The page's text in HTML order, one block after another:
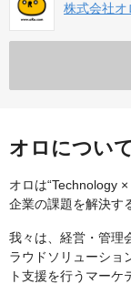
株式会社オ
オロについ
オロは“Technology
企業の課題を解決す
我々は、経営・管理
ラウドソリューショ
ト支援を行うマー